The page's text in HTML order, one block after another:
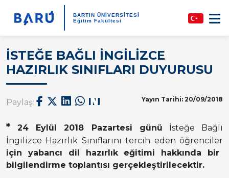
BARTIN ÜNİVERSİTESİ
Eğitim Fakültesi
İSTEĞE BAĞLI İNGİLİZCE
HAZIRLIK SINIFLARI DUYURUSU
Paylaş: Yayın Tarihi: 20/09/2018
* 24 Eylül 2018 Pazartesi günü İsteğe Bağlı
İngilizce Hazırlık Sınıflarını tercih eden öğrenciler
için yabancı dil hazırlık eğitimi hakkında bir
bilgilendirme toplantısı gerçekleştirilecektir.